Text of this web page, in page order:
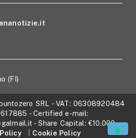
(FI)
SRL - VAT: 06308920484
617885 - Certified e-mail:
- Share Capital:€10.000
Cookie Policy